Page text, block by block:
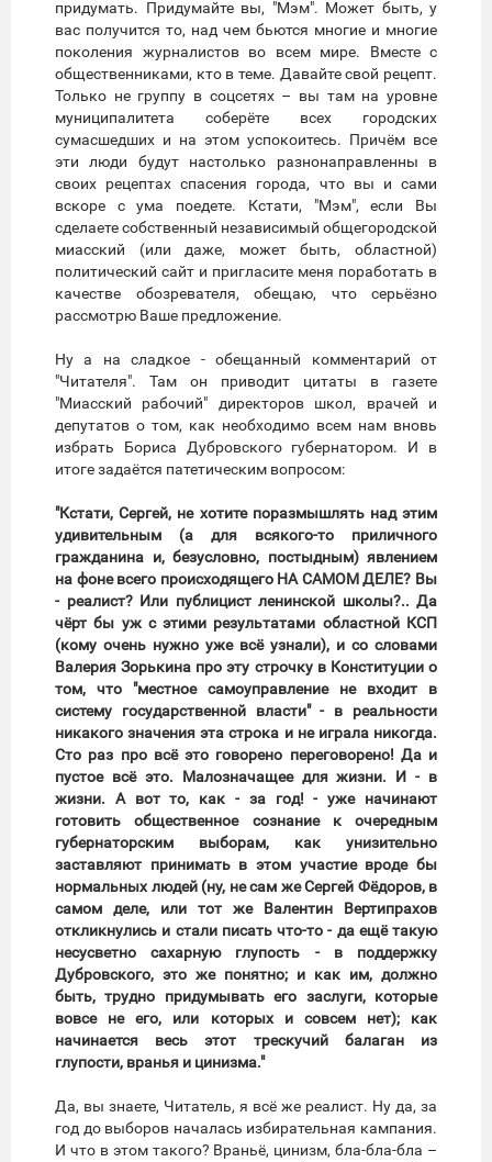
придумать. Придумайте вы, "Мэм". Может быть, у
вас получится то, над чем бьются многие и многие
поколения журналистов во всем мире. Вместе с
общественниками, кто в теме. Давайте свой рецепт.
Только не группу в соцсетях – вы там на уровне
муниципалитета соберёте всех городских
сумасшедших и на этом успокоитесь. Причём все
эти люди будут настолько разнонаправленны в
своих рецептах спасения города, что вы и сами
вскоре с ума поедете. Кстати, "Мэм", если Вы
сделаете собственный независимый общегородской
миасский (или даже, может быть, областной)
политический сайт и пригласите меня поработать в
качестве обозревателя, обещаю, что серьёзно
рассмотрю Ваше предложение.
Ну а на сладкое - обещанный комментарий от
"Читателя". Там он приводит цитаты в газете
"Миасский рабочий" директоров школ, врачей и
депутатов о том, как необходимо всем нам вновь
избрать Бориса Дубровского губернатором. И в
итоге задаётся патетическим вопросом:
"Кстати, Сергей, не хотите поразмышлять над этим
удивительным (а для всякого-то приличного
гражданина и, безусловно, постыдным) явлением
на фоне всего происходящего НА САМОМ ДЕЛЕ? Вы
- реалист? Или публицист ленинской школы?.. Да
чёрт бы уж с этими результатами областной КСП
(кому очень нужно уже всё узнали), и со словами
Валерия Зорькина про эту строчку в Конституции о
том, что "местное самоуправление не входит в
систему государственной власти" - в реальности
никакого значения эта строка и не играла никогда.
Сто раз про всё это говорено переговорено! Да и
пустое всё это. Малозначащее для жизни. И - в
жизни. А вот то, как - за год! - уже начинают
готовить общественное сознание к очередным
губернаторским выборам, как унизительно
заставляют принимать в этом участие вроде бы
нормальных людей (ну, не сам же Сергей Фёдоров, в
самом деле, или тот же Валентин Вертипрахов
откликнулись и стали писать что-то - да ещё такую
несусветно сахарную глупость - в поддержку
Дубровского, это же понятно; и как им, должно
быть, трудно придумывать его заслуги, которые
вовсе не его, или которых и совсем нет); как
начинается весь этот трескучий балаган из
глупости, вранья и цинизма."
Да, вы знаете, Читатель, я всё же реалист. Ну да, за
год до выборов началась избирательная кампания.
И что в этом такого? Враньё, цинизм, бла-бла-бла –